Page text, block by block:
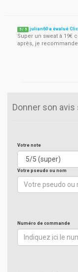
5 / 5 julian60 a évalué Clic
Super un sweat à 19€
après, je recommande
Donner son avis
Votre note
Votre pseudo ou nom
Numéro de commande